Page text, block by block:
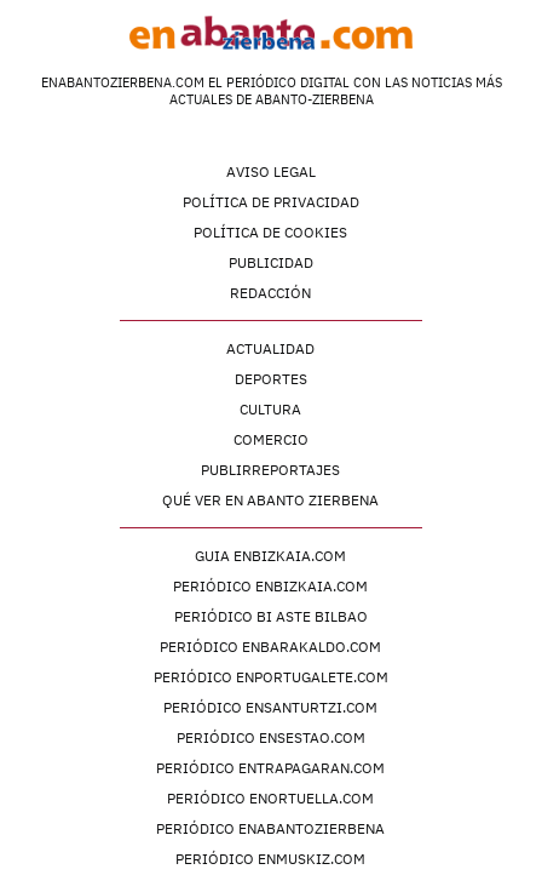
ENABANTOZIERBENA.COM EL PERIÓDICO DIGITAL CON LAS NOTICIAS MÁS
ACTUALES DE ABANTO-ZIERBENA
AVISO LEGAL
POLÍTICA DE PRIVACIDAD
POLÍTICA DE COOKIES
PUBLICIDAD
REDACCIÓN
ACTUALIDAD
DEPORTES
CULTURA
COMERCIO
PUBLIRREPORTAJES
QUÉ VER EN ABANTO ZIERBENA
GUIA ENBIZKAIA.COM
PERIÓDICO ENBIZKAIA.COM
PERIÓDICO BI ASTE BILBAO
PERIÓDICO ENBARAKALDO.COM
PERIÓDICO ENPORTUGALETE.COM
PERIÓDICO ENSANTURTZI.COM
PERIÓDICO ENSESTAO.COM
PERIÓDICO ENTRAPAGARAN.COM
PERIÓDICO ENORTUELLA.COM
PERIÓDICO ENABANTOZIERBENA
PERIÓDICO ENMUSKIZ.COM